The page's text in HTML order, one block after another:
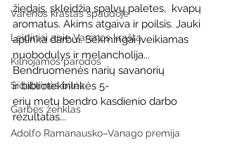
Varėnos kraštas spaudoje
Leidiniai apie Varėnos kraštą
Kilnojamos parodos
Sidabrinės bitės
Garbės ženklas
Adolfo Ramanausko–Vanago premija
žiedais, skleidžia spalvų paletes,  kvapų
aromatus. Akims atgaiva ir poilsis. Jauki
aplinka darbui. Sėkmingai įveikiamas
nuobodulys ir melancholija...
Bendruomenės narių savanorių
ir bibliotekininkės 5-
erių metų bendro kasdienio darbo
rezultatas...